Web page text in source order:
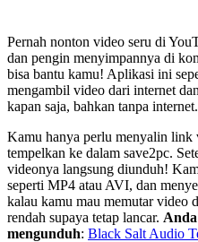
Pernah nonton video seru di
dan pengin menyimpannya di
bisa bantu kamu! Aplikasi ini
mengambil video dari internet
kapan saja, bahkan tanpa internet.
Kamu hanya perlu menyalin link
tempelkan ke dalam save2pc.
videonya langsung diunduh!
seperti MP4 atau AVI, dan
kalau kamu mau memutar video
rendah supaya tetap lancar.
mengunduh: Black Salt Audio